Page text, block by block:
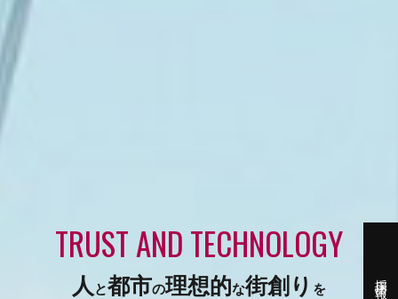
TRUST AND TECHNOLOGY
人 と都市の理想的な街創り を